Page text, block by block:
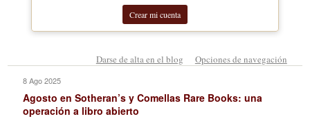
Crear mi cuenta
Darse de alta en el blog Opciones de navegación
8 Ago 2025
Agosto en Sotheran’s y Comellas Rare Books: una
operación a libro abierto